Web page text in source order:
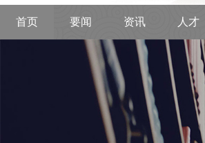
首页 要闻 资讯 人才